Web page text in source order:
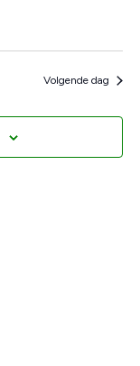
Volgende dag